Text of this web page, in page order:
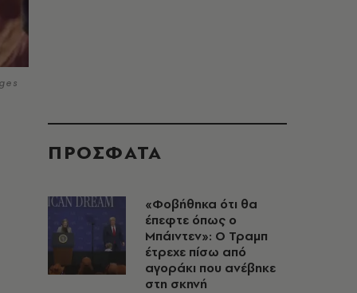
ΠΡΟΣΦΑΤΑ
«Φοβήθηκα ότι θα
έπεφτε όπως ο
Μπάιντεν»: Ο Τραμπ
έτρεχε πίσω από
αγοράκι που ανέβηκε
στη σκηνή